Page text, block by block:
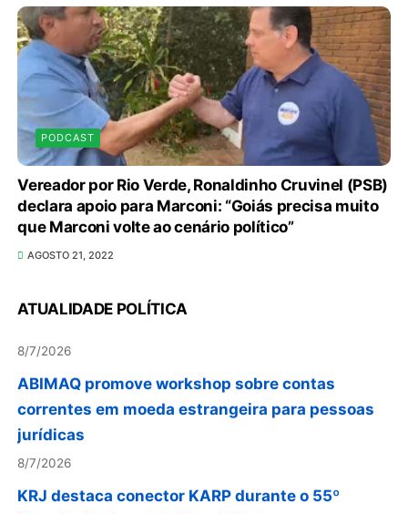
PODCAST
Vereador por Rio Verde, Ronaldinho Cruvinel (PSB)
declara apoio para Marconi: “Goiás precisa muito
que Marconi volte ao cenário político”
AGOSTO 21, 2022
ATUALIDADE POLÍTICA
Bolsonaro anuncia apoio a Cristiane Britto
ABIMAQ promove workshop sobre contas
correntes em moeda estrangeira para pessoas
jurídicas
8/7/2026
KRJ destaca conector KARP durante o 55º
Circuito Nacional do Setor Elétrico